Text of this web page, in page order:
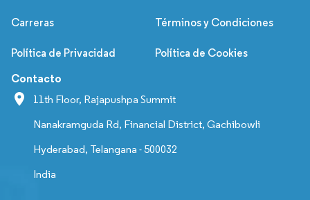
Carreras Términos y Condiciones
Política de Privacidad Política de Cookies
Contacto
11th Floor, Rajapushpa Summit
Nanakramguda Rd, Financial District, Gachibowli
Hyderabad, Telangana - 500032
India